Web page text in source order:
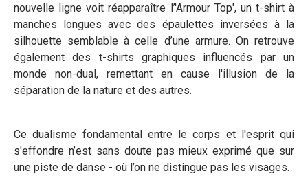
nouvelle ligne voit réapparaître l’'Armour Top', un t-shirt à
manches longues avec des épaulettes inversées à la
silhouette semblable à celle d’une armure. On retrouve
également des t-shirts graphiques influencés par un
monde non-dual, remettant en cause l'illusion de la
séparation de la nature et des autres.
Ce dualisme fondamental entre le corps et l'esprit qui
s'effondre n’est sans doute pas mieux exprimé que sur
une piste de danse - où l’on ne distingue pas les visages.